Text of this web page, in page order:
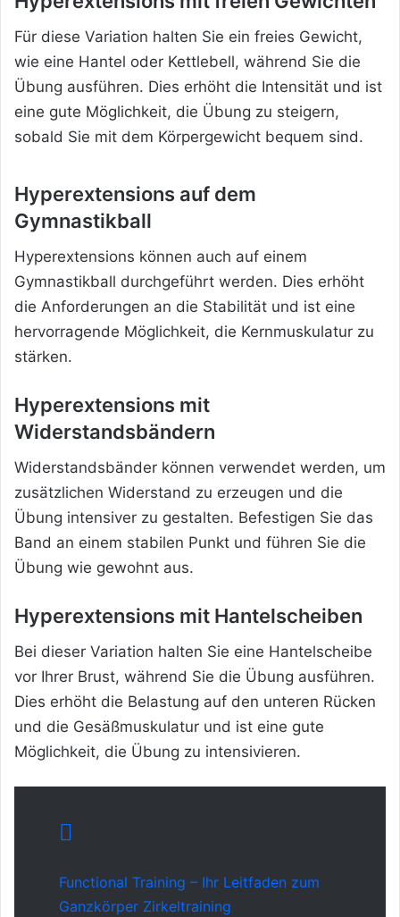
Für diese Variation halten Sie ein freies Gewicht,
wie eine Hantel oder Kettlebell, während Sie die
Übung ausführen. Dies erhöht die Intensität und ist
eine gute Möglichkeit, die Übung zu steigern,
sobald Sie mit dem Körpergewicht bequem sind.
Hyperextensions auf dem
Gymnastikball
Hyperextensions können auch auf einem
Gymnastikball durchgeführt werden. Dies erhöht
die Anforderungen an die Stabilität und ist eine
hervorragende Möglichkeit, die Kernmuskulatur zu
stärken.
Hyperextensions mit
Widerstandsbändern
Widerstandsbänder können verwendet werden, um
zusätzlichen Widerstand zu erzeugen und die
Übung intensiver zu gestalten. Befestigen Sie das
Band an einem stabilen Punkt und führen Sie die
Übung wie gewohnt aus.
Hyperextensions mit Hantelscheiben
Bei dieser Variation halten Sie eine Hantelscheibe
vor Ihrer Brust, während Sie die Übung ausführen.
Dies erhöht die Belastung auf den unteren Rücken
und die Gesäßmuskulatur und ist eine gute
Möglichkeit, die Übung zu intensivieren.
Functional Training – Ihr Leitfaden zum
Ganzkörper Zirkeltraining